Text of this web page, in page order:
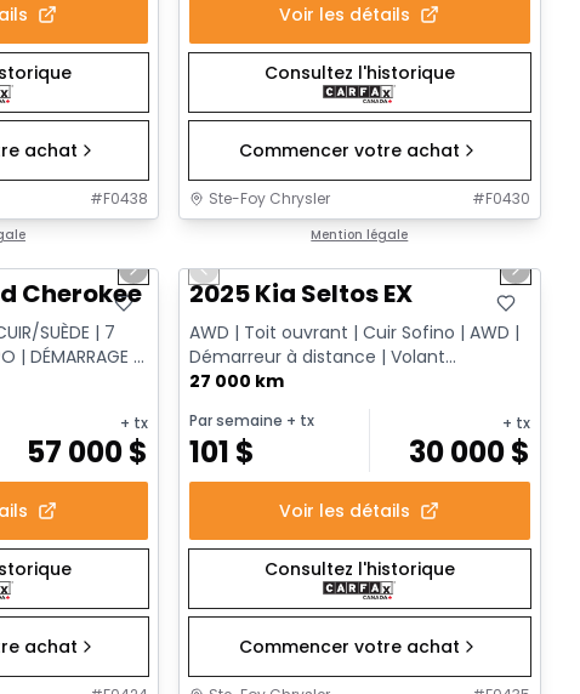
achat
#F0438
Voir les détails
Consultez l'historique
Commencer votre achat
Ste-Foy Chrysler #F0430
Mention légale
Next slide
Cherokee L Altitude
SUÈDE | 7
| DÉMARRAGE À
+ tx
57 000$
achat
Très bonne offre
Previous slide Next
2025 Kia Seltos EX
AWD | Toit ouvrant | Cuir Sofino | AWD |
Démarreur à distance | Volant
chauffant
27 000 km
Par semaine + tx
101 $
+ tx
30 000$
Voir les détails
Consultez l'historique
Commencer votre achat